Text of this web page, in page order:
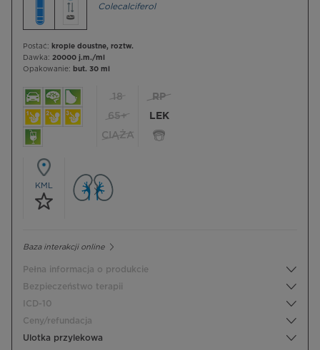
Colecalciferol
Postać: krople doustne, roztw.
Dawka: 20000 j.m./ml
Opakowanie: but. 30 ml
18
65+
CIĄŻA
RP
LEK
KML
Baza interakcji online
Pełna informacja o produkcie
Bezpieczeństwo terapii
ICD-10
Ceny/refundacja
Ulotka przylekowa